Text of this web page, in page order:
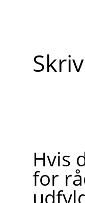
Hvis
for